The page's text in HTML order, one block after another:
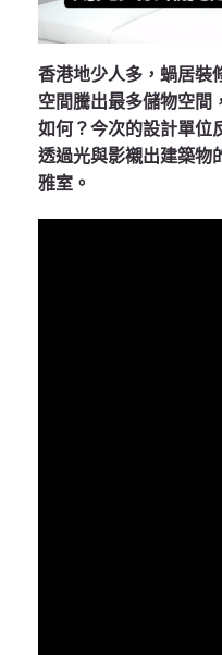
香港地少人多，蝸居裝
空間騰出最多儲物空間
如何？今次的設計單位
透過光與影襯出建築物
雅室。